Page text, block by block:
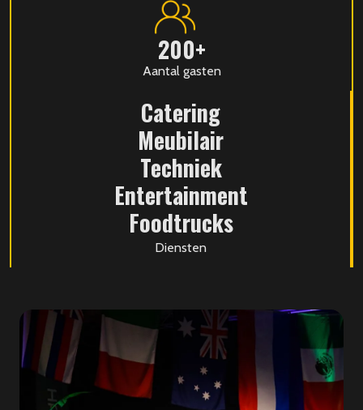
200+
Aantal gasten
Catering
Meubilair
Techniek
Entertainment
Foodtrucks
Diensten